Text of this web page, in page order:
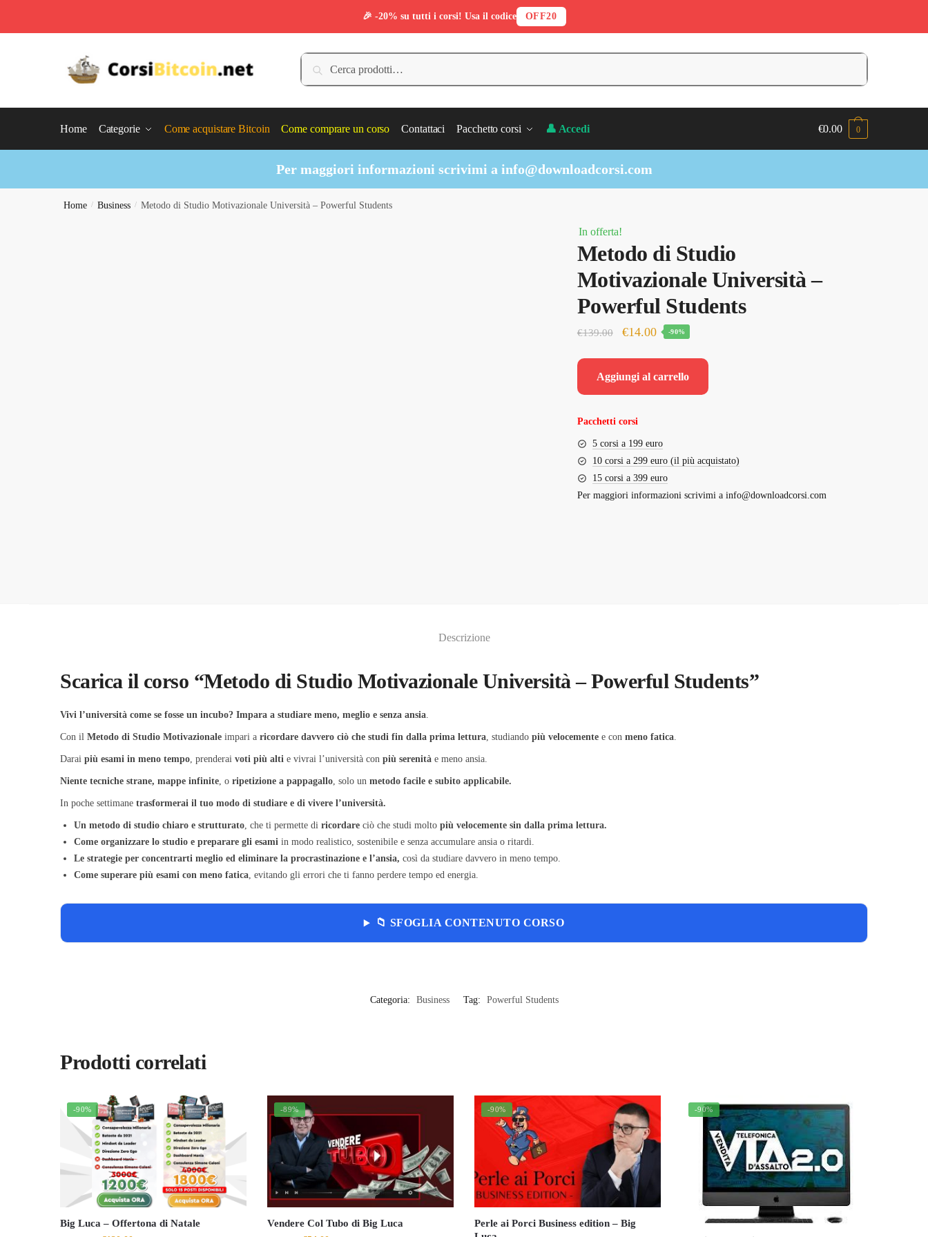
Cerca:
Cerca
Home Categorie Come acquistare Bitcoin Come comprare un corso Contattaci Pacchetto corsi 👤 Accedi €0.00 0
Per maggiori informazioni scrivimi a info@downloadcorsi.com
Home / Business / Metodo di Studio Motivazionale Università – Powerful Students
In offerta!
Metodo di Studio
Motivazionale Università –
Powerful Students
€139.00
Il
originale
era:
€14.00Il
attuale
è:
-90%
Aggiungi al carrello
Pacchetti corsi
5 corsi a 199 euro
10 corsi a 299 euro (il più acquistato)
15 corsi a 399 euro
Per maggiori informazioni scrivimi a info@downloadcorsi.com
Descrizione
Scarica il corso “Metodo di Studio Motivazionale Università – Powerful Students”
Vivi l’università come se fosse un incubo? Impara a studiare meno, meglio e senza ansia
Con ilMetodo di Studio Motivazionale impari aricordare davvero ciò che studi fin dalla prima lettura , studiandopiù velocemente e conmeno fatica
Daraipiù esami in meno tempo , prenderaivoti più alti e vivrai l’università conpiù serenità e meno ansia.
Niente tecniche strane, mappe infinite, oripetizione a pappagallo, solo unmetodo facile e subito applicabile.
In poche settimanetrasformerai il tuo modo di studiare e di vivere l’università.
Un metodo di studio chiaro e strutturato, che ti permette diricordare ciò che studi moltopiù velocemente sin dalla prima lettura.
Come organizzare lo studio e preparare gli esami in modo realistico, sostenibile e senza accumulare ansia o ritardi.
Le strategie per concentrarti meglio ed eliminare la procrastinazione e l’ansia, così da studiare davvero in meno tempo.
Come superare più esami con meno fatica, evitando gli errori che ti fanno perdere tempo ed energia.
📁 SFOGLIA CONTENUTO CORSO
Categoria: Business Tag: Powerful Students
Prodotti correlati
-90%
Big Luca – Offertona di Natale
-89%
Vendere Col Tubo di Big Luca
-90%
Perle ai Porci Business edition – Big
-90%
🎉 -20% su tutti i corsi! Usa il codice OFF20